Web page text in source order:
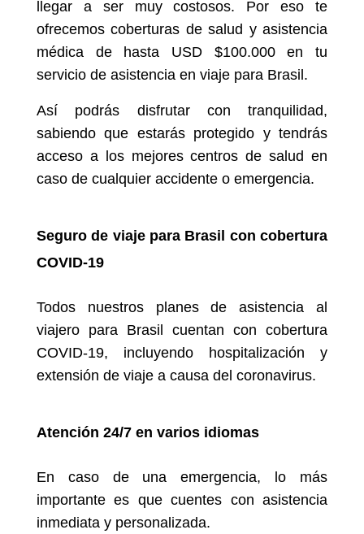
llegar a ser muy costosos. Por eso te
ofrecemos coberturas de salud y asistencia
médica de hasta USD $100.000 en tu
servicio de asistencia en viaje para Brasil.
Así podrás disfrutar con tranquilidad,
sabiendo que estarás protegido y tendrás
acceso a los mejores centros de salud en
caso de cualquier accidente o emergencia.
Seguro de viaje para Brasil con cobertura
COVID-19
Todos nuestros planes de asistencia al
viajero para Brasil cuentan con cobertura
COVID-19, incluyendo hospitalización y
extensión de viaje a causa del coronavirus.
Atención 24/7 en varios idiomas
En caso de una emergencia, lo más
importante es que cuentes con asistencia
inmediata y personalizada.